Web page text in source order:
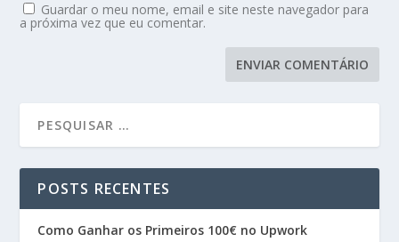
Guardar o meu nome, email e site neste navegador para
a próxima vez que eu comentar.
POSTS RECENTES
Como Ganhar os Primeiros 100€ no Upwork